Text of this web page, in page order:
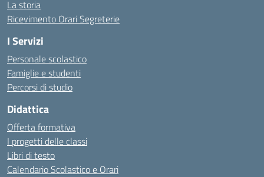
La storia
Ricevimento Orari Segreterie
I Servizi
Personale scolastico
Famiglie e studenti
Percorsi di studio
Didattica
Offerta formativa
I progetti delle classi
Libri di testo
Calendario Scolastico e Orari